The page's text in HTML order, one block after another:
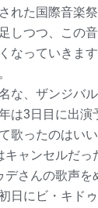
れた国際音楽
しつつ、この
なっていきま
な、ザンジバ
は3日目に出
歌ったのはい
ャンセルだっ
デさんの歌声
日にビ・キド